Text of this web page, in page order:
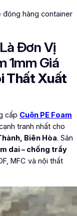
đóng hàng container
Đơn Vị
1mm Giá
Thất Xuất
cấp Cuộn PE Foam
tranh nhất cho
Biên Hòa. Sản
dai – chống trầy
MFC và nội thất